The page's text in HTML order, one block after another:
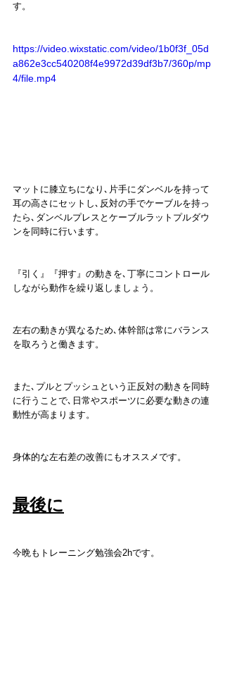
す。
https://video.wixstatic.com/video/1b0f3f_05d
a862e3cc540208f4e9972d39df3b7/360p/mp
4/file.mp4
マットに膝立ちになり､片手にダンベルを持って
耳の高さにセットし､反対の手でケーブルを持っ
たら､ダンベルプレスとケーブルラットプルダウ
ンを同時に行います。
『引く』『押す』の動きを､丁寧にコントロール
しながら動作を繰り返しましょう。
左右の動きが異なるため､体幹部は常にバランス
を取ろうと働きます。
また､プルとプッシュという正反対の動きを同時
に行うことで､日常やスポーツに必要な動きの連
動性が高まります。
身体的な左右差の改善にもオススメです。
最後に
今晩もトレーニング勉強会2hです。